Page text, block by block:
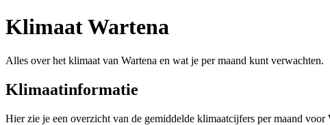
Klimaat Wartena
Alles over het klimaat van Wartena en wat je per maand kunt verwachten.
Klimaatinformatie
Hier zie je een overzicht van de gemiddelde klimaatcijfers per maand